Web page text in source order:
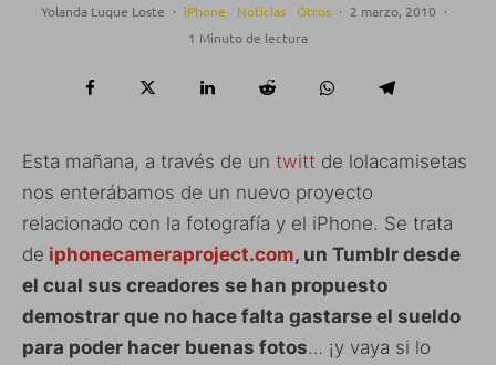
Yolanda Luque Loste · iPhone Noticias Otros · 2 marzo, 2010 ·
1 Minuto de lectura
Esta mañana, a través de un twitt de lolacamisetas
nos enterábamos de un nuevo proyecto
relacionado con la fotografía y el iPhone. Se trata
de iphonecameraproject.com, un Tumblr desde
el cual sus creadores se han propuesto
demostrar que no hace falta gastarse el sueldo
para poder hacer buenas fotos… ¡y vaya si lo